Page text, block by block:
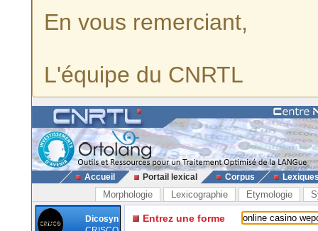
En vous remerciant,
L'équipe du CNRTL
Accueil Portail lexical Corpus
Morphologie Lexicographie Etymologie
Dicosyn
Entrez une forme